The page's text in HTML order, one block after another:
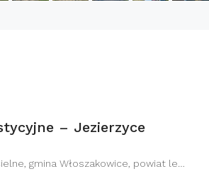
– Jezierzyce
powiat leszczyński, województwo wielkopolskie, 64-117, Polska